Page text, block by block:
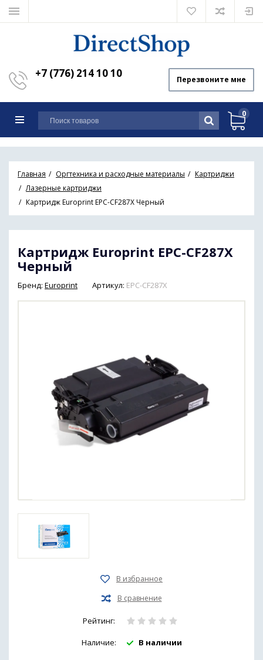
+7 (776) 214 10 10 Перезвоните мне
0
Главная Оргтехника и расходные материалы
Картриджи
Лазерные картриджи
Картридж Europrint EPC-CF287X Черный
Картридж Europrint EPC-CF287X
Черный
Бренд: Europrint Артикул: EPC-CF287X
Рейтинг:
Наличие: В наличии